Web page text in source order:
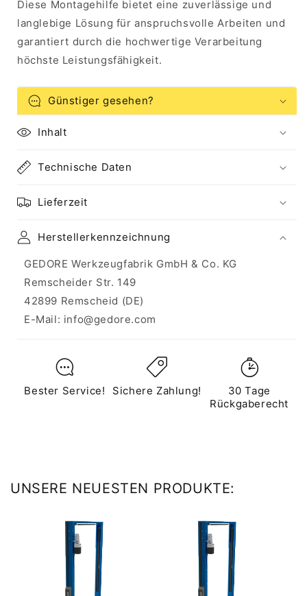
Diese Montagehilfe bietet eine zuverlässige und
langlebige Lösung für anspruchsvolle Arbeiten und
garantiert durch die hochwertige Verarbeitung
höchste Leistungsfähigkeit.
Günstiger gesehen?
Inhalt
Technische Daten
Lieferzeit
Herstellerkennzeichnung
GEDORE Werkzeugfabrik GmbH & Co. KG
Remscheider Str. 149
42899 Remscheid (DE)
E-Mail: info@gedore.com
Bester Service! Sichere Zahlung!
30 Tage
Rückgaberecht
UNSERE NEUESTEN PRODUKTE: